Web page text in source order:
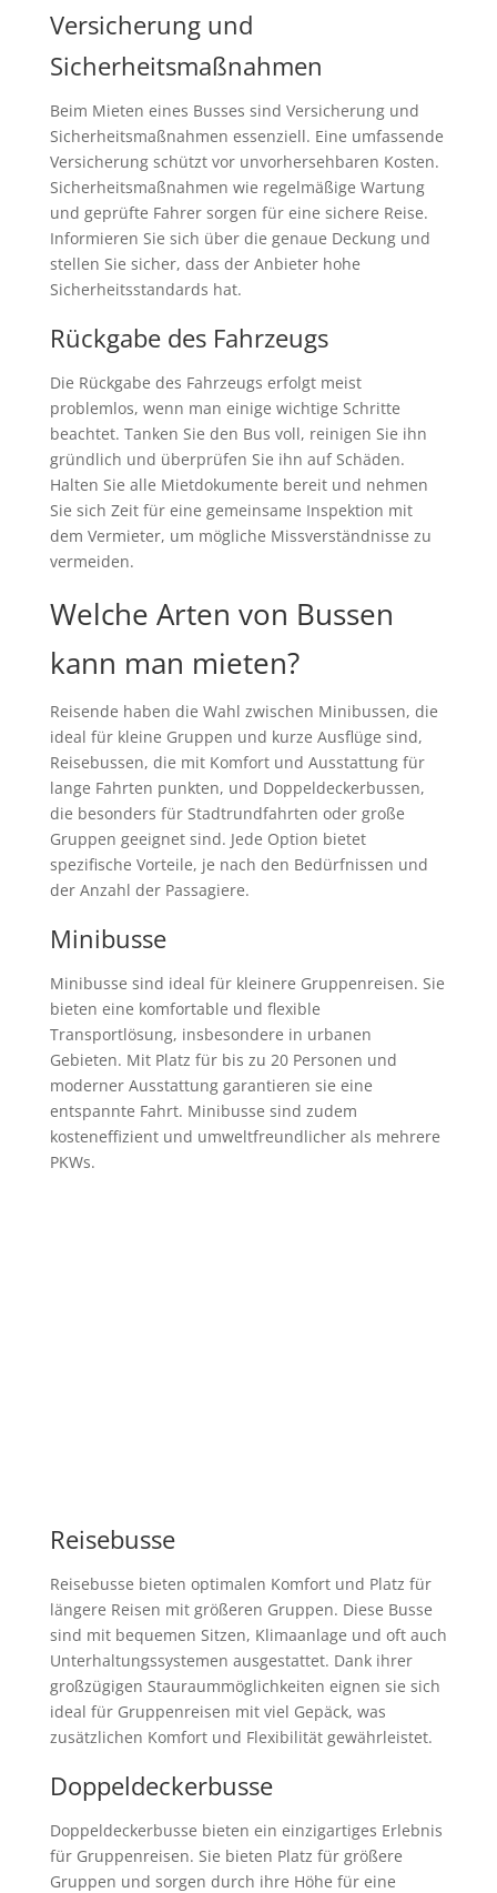
Versicherung und
Sicherheitsmaßnahmen
Beim Mieten eines Busses sind Versicherung und
Sicherheitsmaßnahmen essenziell. Eine umfassende
Versicherung schützt vor unvorhersehbaren Kosten.
Sicherheitsmaßnahmen wie regelmäßige Wartung
und geprüfte Fahrer sorgen für eine sichere Reise.
Informieren Sie sich über die genaue Deckung und
stellen Sie sicher, dass der Anbieter hohe
Sicherheitsstandards hat.
Rückgabe des Fahrzeugs
Die Rückgabe des Fahrzeugs erfolgt meist
problemlos, wenn man einige wichtige Schritte
beachtet. Tanken Sie den Bus voll, reinigen Sie ihn
gründlich und überprüfen Sie ihn auf Schäden.
Halten Sie alle Mietdokumente bereit und nehmen
Sie sich Zeit für eine gemeinsame Inspektion mit
dem Vermieter, um mögliche Missverständnisse zu
vermeiden.
Welche Arten von Bussen
kann man mieten?
Reisende haben die Wahl zwischen Minibussen, die
ideal für kleine Gruppen und kurze Ausflüge sind,
Reisebussen, die mit Komfort und Ausstattung für
lange Fahrten punkten, und Doppeldeckerbussen,
die besonders für Stadtrundfahrten oder große
Gruppen geeignet sind. Jede Option bietet
spezifische Vorteile, je nach den Bedürfnissen und
der Anzahl der Passagiere.
Minibusse
Minibusse sind ideal für kleinere Gruppenreisen. Sie
bieten eine komfortable und flexible
Transportlösung, insbesondere in urbanen
Gebieten. Mit Platz für bis zu 20 Personen und
moderner Ausstattung garantieren sie eine
entspannte Fahrt. Minibusse sind zudem
kosteneffizient und umweltfreundlicher als mehrere
PKWs.
Reisebusse
Reisebusse bieten optimalen Komfort und Platz für
längere Reisen mit größeren Gruppen. Diese Busse
sind mit bequemen Sitzen, Klimaanlage und oft auch
Unterhaltungssystemen ausgestattet. Dank ihrer
großzügigen Stauraummöglichkeiten eignen sie sich
ideal für Gruppenreisen mit viel Gepäck, was
zusätzlichen Komfort und Flexibilität gewährleistet.
Doppeldeckerbusse
Doppeldeckerbusse bieten ein einzigartiges Erlebnis
für Gruppenreisen. Sie bieten Platz für größere
Gruppen und sorgen durch ihre Höhe für eine